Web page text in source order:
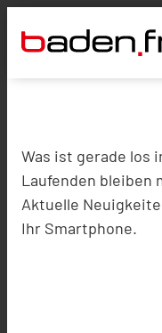
Was ist gerade los
Laufenden bleiben
Aktuelle
Ihr Smartphone.